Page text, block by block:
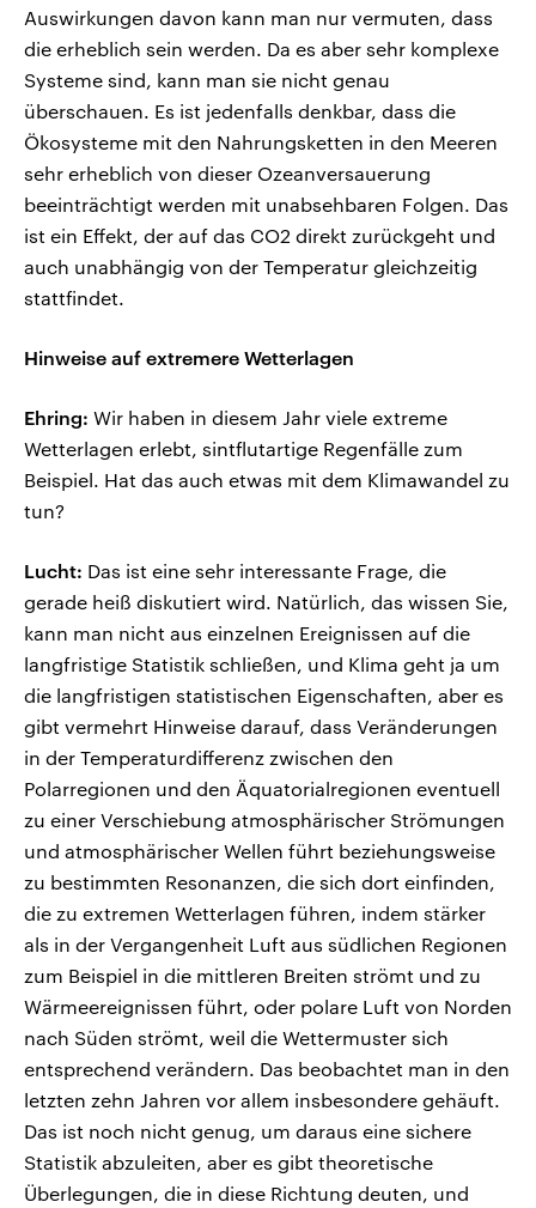
Auswirkungen davon kann man nur vermuten, dass
die erheblich sein werden. Da es aber sehr komplexe
Systeme sind, kann man sie nicht genau
überschauen. Es ist jedenfalls denkbar, dass die
Ökosysteme mit den Nahrungsketten in den Meeren
sehr erheblich von dieser Ozeanversauerung
beeinträchtigt werden mit unabsehbaren Folgen. Das
ist ein Effekt, der auf das CO2 direkt zurückgeht und
auch unabhängig von der Temperatur gleichzeitig
stattfindet.
Hinweise auf extremere Wetterlagen
Ehring: Wir haben in diesem Jahr viele extreme
Wetterlagen erlebt, sintflutartige Regenfälle zum
Beispiel. Hat das auch etwas mit dem Klimawandel zu
tun?
Lucht: Das ist eine sehr interessante Frage, die
gerade heiß diskutiert wird. Natürlich, das wissen Sie,
kann man nicht aus einzelnen Ereignissen auf die
langfristige Statistik schließen, und Klima geht ja um
die langfristigen statistischen Eigenschaften, aber es
gibt vermehrt Hinweise darauf, dass Veränderungen
in der Temperaturdifferenz zwischen den
Polarregionen und den Äquatorialregionen eventuell
zu einer Verschiebung atmosphärischer Strömungen
und atmosphärischer Wellen führt beziehungsweise
zu bestimmten Resonanzen, die sich dort einfinden,
die zu extremen Wetterlagen führen, indem stärker
als in der Vergangenheit Luft aus südlichen Regionen
zum Beispiel in die mittleren Breiten strömt und zu
Wärmeereignissen führt, oder polare Luft von Norden
nach Süden strömt, weil die Wettermuster sich
entsprechend verändern. Das beobachtet man in den
letzten zehn Jahren vor allem insbesondere gehäuft.
Das ist noch nicht genug, um daraus eine sichere
Statistik abzuleiten, aber es gibt theoretische
Überlegungen, die in diese Richtung deuten, und